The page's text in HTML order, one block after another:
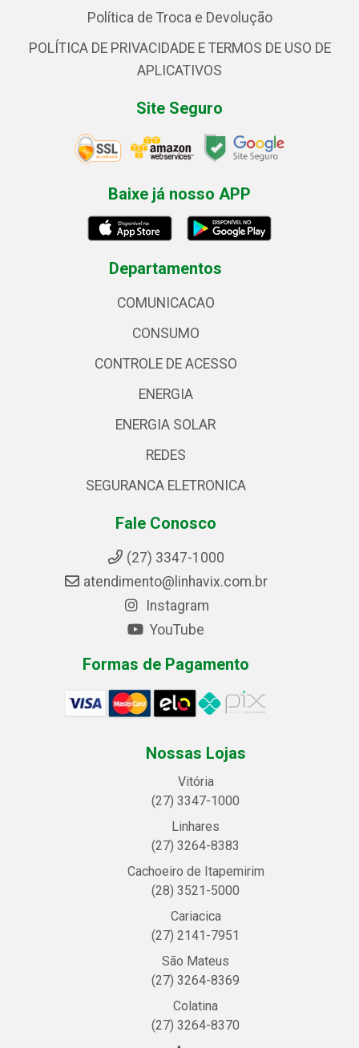
Política de Troca e Devolução
POLÍTICA DE PRIVACIDADE E TERMOS DE USO DE
APLICATIVOS
Site Seguro
Baixe já nosso APP
Departamentos
COMUNICACAO
CONSUMO
CONTROLE DE ACESSO
ENERGIA
ENERGIA SOLAR
REDES
SEGURANCA ELETRONICA
Fale Conosco
(27) 3347-1000
atendimento@linhavix.com.br
Instagram
YouTube
Formas de Pagamento
Nossas Lojas
Vitória
(27) 3347-1000
Linhares
(27) 3264-8383
Cachoeiro de Itapemirim
(28) 3521-5000
Cariacica
(27) 2141-7951
São Mateus
(27) 3264-8369
Colatina
(27) 3264-8370